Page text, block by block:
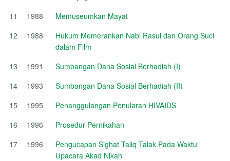
11
1988
Memuseumkan Mayat
12
1988
Hukum Memerankan Nabi Rasul dan Orang Suci
dalam Film
13
1991
Sumbangan Dana Sosial Berhadiah (I)
14
1993
Sumbangan Dana Sosial Berhadiah (II)
15
1995
Penanggulangan Penularan HIVAIDS
16
1996
Prosedur Pernikahan
17
1996
Pengucapan Sighat Taliq Talak Pada Waktu
Upacara Akad Nikah